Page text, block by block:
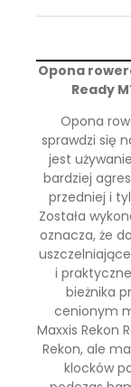
Opona
Ready
Opona
sprawdzi się
jest
bardziej
przedniej i
Została
oznacza, że
i
bieżnika
cenionym
Maxxis Rekon
Rekon, ale
klocków